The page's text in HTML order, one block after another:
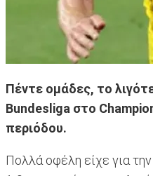
Πέντε ομάδες, το
Bundesliga στο
περιόδου.
Πολλά οφέλη είχε για